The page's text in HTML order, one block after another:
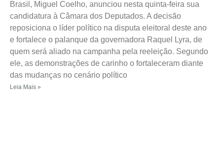
Brasil, Miguel Coelho, anunciou nesta quinta-feira sua
candidatura à Câmara dos Deputados. A decisão
reposiciona o líder político na disputa eleitoral deste ano
e fortalece o palanque da governadora Raquel Lyra, de
quem será aliado na campanha pela reeleição. Segundo
ele, as demonstrações de carinho o fortaleceram diante
das mudanças no cenário político
Leia Mais »